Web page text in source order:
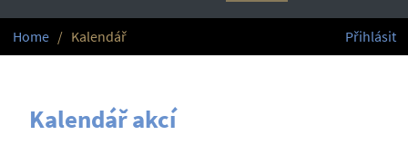
Home Kalendář Přihlásit
Kalendář akcí